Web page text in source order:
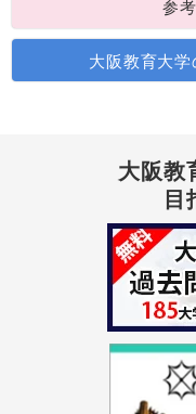
参
大阪教育大
大阪教
目